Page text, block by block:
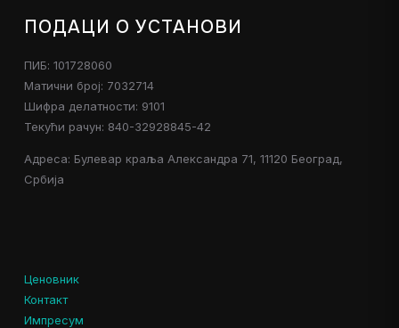
ПОДАЦИ О УСТАНОВИ
ПИБ: 101728060
Матични број: 7032714
Шифра делатности: 9101
Текући рачун: 840-32928845-42
Адреса: Булевар краља Александра 71, 11120 Београд,
Србија
Ценовник
Контакт
Импресум